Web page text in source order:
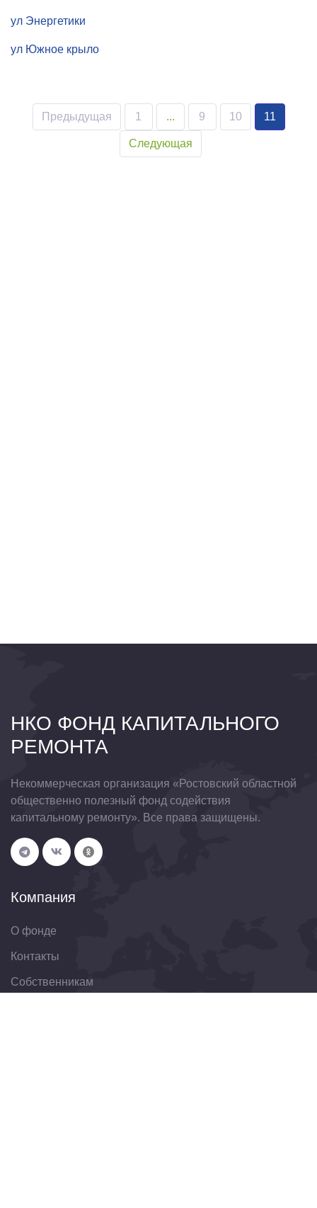
ул Энергетики
ул Южное крыло
Предыдущая 1 ... 9 10 11
Следующая
НКО ФОНД КАПИТАЛЬНОГО
РЕМОНТА
Некоммерческая организация «Ростовский областной
общественно полезный фонд содействия
капитальному ремонту». Все права защищены.
Компания
О фонде
Контакты
Собственникам